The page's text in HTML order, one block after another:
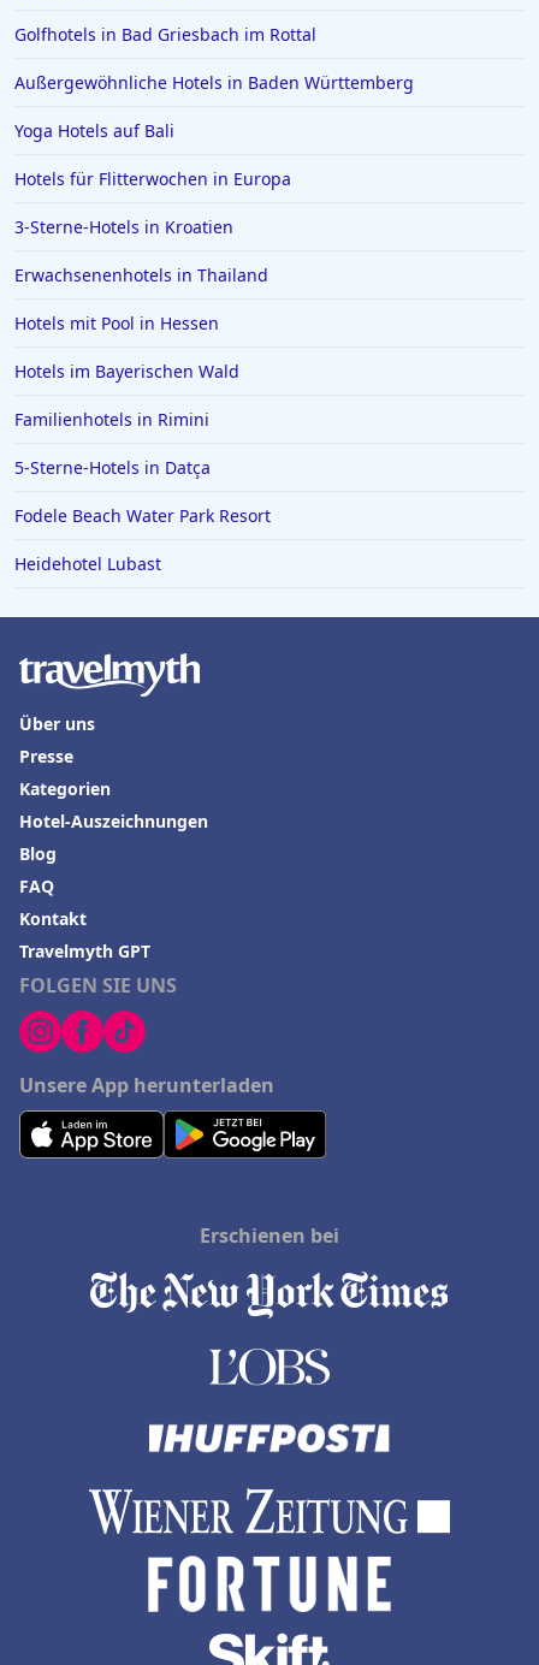
Golfhotels in Bad Griesbach im Rottal
Außergewöhnliche Hotels in Baden Württemberg
Yoga Hotels auf Bali
Hotels für Flitterwochen in Europa
3-Sterne-Hotels in Kroatien
Erwachsenenhotels in Thailand
Hotels mit Pool in Hessen
Hotels im Bayerischen Wald
Familienhotels in Rimini
5-Sterne-Hotels in Datça
Fodele Beach Water Park Resort
Heidehotel Lubast
FOLGEN SIE UNS
Unsere App herunterladen
Über uns
Presse
Kategorien
Hotel-Auszeichnungen
Blog
FAQ
Kontakt
Travelmyth GPT
Erschienen bei